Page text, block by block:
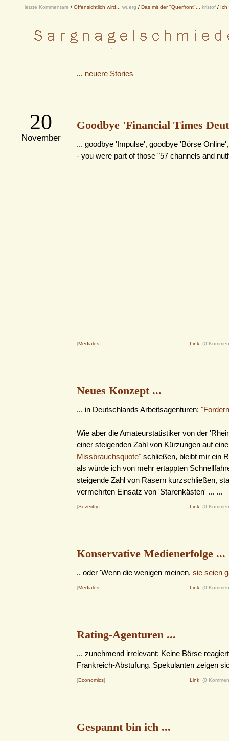
letzte Kommentare / Offensichtlich wird... wuerg / Das mit der "Querfront"... kristof / Ich
... neuere Stories
20
November
Goodbye 'Financial Times
... goodbye 'Impulse', goodbye 'Börse
- you were part of those "57 channels and
[Mediales] Link (0
Neues Konzept ...
... in Deutschlands Arbeitsagenturen:
Wie aber die Amateurstatistiker von der
einer steigenden Zahl von Kürzungen auf
Missbrauchsquote" schließen, bleibt mir ein
als würde ich von mehr ertappten
steigende Zahl von Rasern kurzschließen,
vermehrten Einsatz von 'Starenkästen' ... ...
[Sozeiitty] Link (0
Konservative Medienerfolge ...
.. oder 'Wenn die wenigen meinen, sie seien
[Mediales] Link (0
Rating-Agenturen ...
... zunehmend irrelevant: Keine Börse
Frankreich-Abstufung. Spekulanten zeigen
[Economics] Link (0
Gespannt bin ich ...